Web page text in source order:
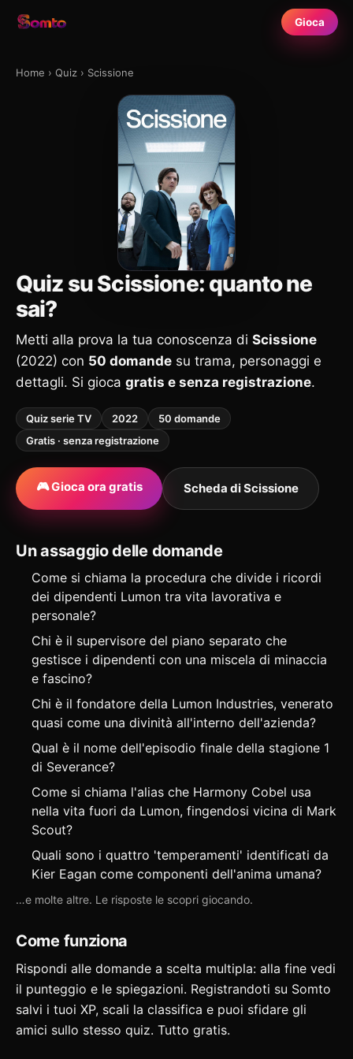
Gioca
Home › Quiz › Scissione
Quiz su Scissione: quanto ne
sai?
Metti alla prova la tua conoscenza di Scissione
(2022) con 50 domande su trama, personaggi e
dettagli. Si gioca gratis e senza registrazione.
Quiz serie TV 2022
50 domande
Gratis · senza registrazione
🎮 Gioca ora gratis Scheda di Scissione
Un assaggio delle domande
Come si chiama la procedura che divide i ricordi
dei dipendenti Lumon tra vita lavorativa e
personale?
Chi è il supervisore del piano separato che
gestisce i dipendenti con una miscela di minaccia
e fascino?
Chi è il fondatore della Lumon Industries, venerato
quasi come una divinità all'interno dell'azienda?
Qual è il nome dell'episodio finale della stagione 1
di Severance?
Come si chiama l'alias che Harmony Cobel usa
nella vita fuori da Lumon, fingendosi vicina di Mark
Scout?
Quali sono i quattro 'temperamenti' identificati da
Kier Eagan come componenti dell'anima umana?
…e molte altre. Le risposte le scopri giocando.
Come funziona
Rispondi alle domande a scelta multipla: alla fine vedi
il punteggio e le spiegazioni. Registrandoti su Somto
salvi i tuoi XP, scali la classifica e puoi sfidare gli
amici sullo stesso quiz. Tutto gratis.